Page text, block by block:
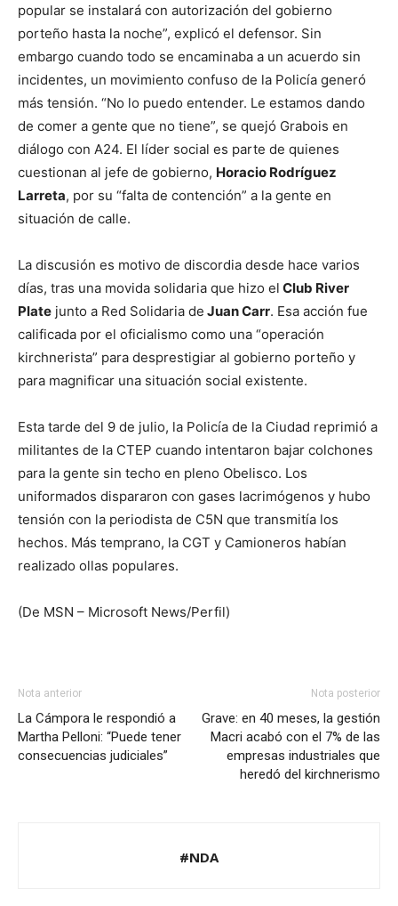
popular se instalará con autorización del gobierno
porteño hasta la noche”, explicó el defensor. Sin
embargo cuando todo se encaminaba a un acuerdo sin
incidentes, un movimiento confuso de la Policía generó
más tensión. “No lo puedo entender. Le estamos dando
de comer a gente que no tiene”, se quejó Grabois en
diálogo con A24. El líder social es parte de quienes
cuestionan al jefe de gobierno, Horacio Rodríguez
Larreta, por su “falta de contención” a la gente en
situación de calle.
La discusión es motivo de discordia desde hace varios
días, tras una movida solidaria que hizo el Club River
Plate junto a Red Solidaria de Juan Carr. Esa acción fue
calificada por el oficialismo como una “operación
kirchnerista” para desprestigiar al gobierno porteño y
para magnificar una situación social existente.
Esta tarde del 9 de julio, la Policía de la Ciudad reprimió a
militantes de la CTEP cuando intentaron bajar colchones
para la gente sin techo en pleno Obelisco. Los
uniformados dispararon con gases lacrimógenos y hubo
tensión con la periodista de C5N que transmitía los
hechos. Más temprano, la CGT y Camioneros habían
realizado ollas populares.
(De MSN – Microsoft News/Perfil)
Nota anterior
La Cámpora le respondió a
Martha Pelloni: “Puede tener
consecuencias judiciales”
Nota posterior
Grave: en 40 meses, la gestión
Macri acabó con el 7% de las
empresas industriales que
heredó del kirchnerismo
#NDA